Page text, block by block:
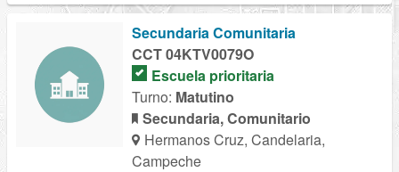
Secundaria Comunitaria
CCT 04KTV0079O
Escuela prioritaria
Turno: Matutino
Secundaria, Comunitario
Hermanos Cruz, Candelaria,
Campeche